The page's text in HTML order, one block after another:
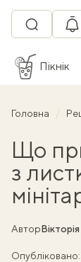
Пікнік
Головна
Що
з
Автор
Опубліковано: